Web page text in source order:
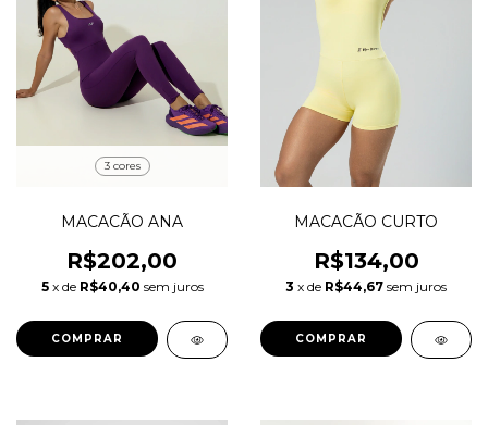
3 cores
MACACÃO ANA
R$202,00
5 x de R$40,40 sem juros
COMPRAR
MACACÃO CURTO
R$134,00
3 x de R$44,67 sem juros
COMPRAR